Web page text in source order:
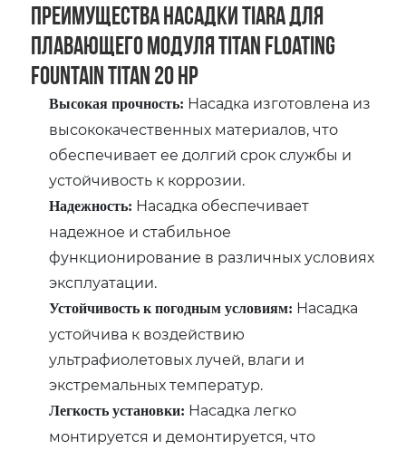
Преимущества насадки Tiara для
плавающего модуля Titan Floating
Fountain Titan 20 HP
Высокая прочность: Насадка изготовлена из
высококачественных материалов, что
обеспечивает ее долгий срок службы и
устойчивость к коррозии.
Надежность: Насадка обеспечивает
надежное и стабильное
функционирование в различных условиях
эксплуатации.
Устойчивость к погодным условиям: Насадка
устойчива к воздействию
ультрафиолетовых лучей, влаги и
экстремальных температур.
Легкость установки: Насадка легко
монтируется и демонтируется, что